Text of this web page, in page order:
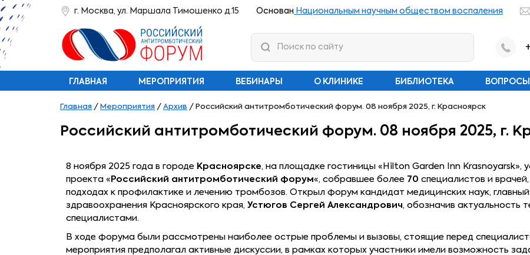
г. Москва, ул. Маршала Тимошенко д.15 Основан Национальным научным обществом воспаления
ГЛАВНАЯ МЕРОПРИЯТИЯ ВЕБИНАРЫ О КЛИНИКЕ БИБЛИОТЕКА ВОПРОСЫ
Главная / Мероприятия / Архив / Российский антитромботический форум. 08 ноября 2025, г. Красноярск
Российский антитромботический форум. 08 ноября 2025, г.
8 ноября 2025 года в городе Красноярске, на площадке гостиницы «Hilton Garden Inn Krasnoyarsk»,
проекта « Российский антитромботический форум«, собравшее более 70 специалистов и
подходах к профилактике и лечению тромбозов. Открыл форум кандидат медицинских наук,
здравоохранения Красноярского края, Устюгов Сергей Александрович, обозначив актуальность
специалистами.
В ходе форума были рассмотрены наиболее острые проблемы и вызовы, стоящие перед
мероприятия предполагал активные дискуссии, в рамках которых участники имели возможность